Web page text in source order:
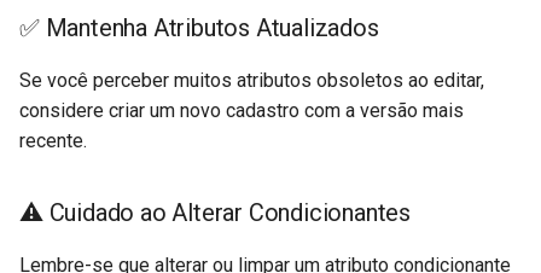
✅ Mantenha Atributos Atualizados
Se você perceber muitos atributos obsoletos ao editar,
considere criar um novo cadastro com a versão mais
recente.
⚠️ Cuidado ao Alterar Condicionantes
Lembre-se que alterar ou limpar um atributo condicionante